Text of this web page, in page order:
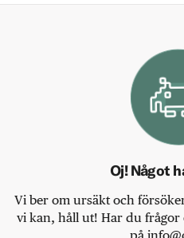
Oj! Något
Vi ber om ursäkt och
vi kan, håll ut! Har du frågor